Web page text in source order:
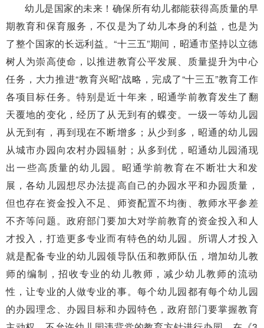
幼儿是国家的未来！确保所有幼儿都能获得高质量的早
期教育和保育服务，不仅是为了幼儿本身的利益，也是为
了整个国家的长远利益。“十三五”期间，昭通市坚持以立德
树人为崇高使命，以推进教育公平发展、质量提升为中心
任务，大力推进“教育兴昭”战略，完成了“十三五”教育工作
各项目标任务。特别是近十年来，昭通学前教育发生了翻
天覆地的变化，经历了从无到有的蝶变。一级一等幼儿园
从无到有，再到现在不断增多；从少到多，昭通的幼儿园
从城市办园向农村办园辐射；从多到优，昭通幼儿园涌现
出一些高质量的幼儿园。昭通学前教育在不断壮大和发
展，各幼儿园想尽办法提高自己的办园水平和办园质量，
但也存在资金投入不足、师资配置不均衡、教师水平参差
不齐等问题。政府部门要加大对学前教育的资金投入和人
才投入，打造更多专业而有特色的幼儿园。所谓人才投入
就是配备专业的幼儿园领导队伍和教师队伍，增加幼儿教
师的编制，招收专业的幼儿教师，减少幼儿教师的流动
性，让专业的人做专业的事。每个幼儿园都有每个幼儿园
的办园理念、办园目标和办园特色，政府部门要掌握教育